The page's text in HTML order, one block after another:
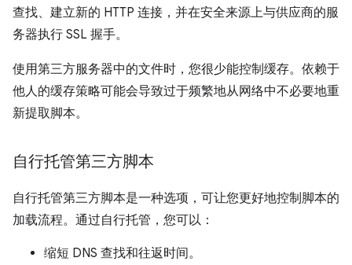
查找、建立新的 HTTP 连接，并在安全来源上与供应商的服
务器执行 SSL 握手。
使用第三方服务器中的文件时，您很少能控制缓存。依赖于
他人的缓存策略可能会导致过于频繁地从网络中不必要地重
新提取脚本。
自行托管第三方脚本
自行托管第三方脚本是一种选项，可让您更好地控制脚本的
加载流程。通过自行托管，您可以：
缩短 DNS 查找和往返时间。